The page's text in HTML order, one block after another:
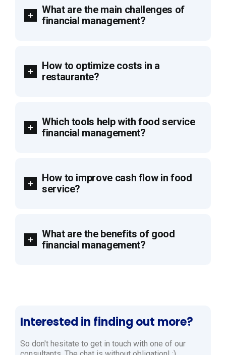
What are the main challenges of
financial management?
How to optimize costs in a
restaurante?
Which tools help with food service
financial management?
How to improve cash flow in food
service?
What are the benefits of good
financial management?
Interested in finding out more?
So don't hesitate to get in touch with one of our